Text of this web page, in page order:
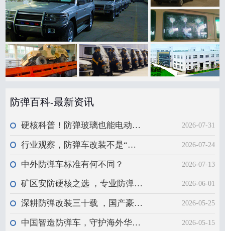
防弹百科-最新资讯
硬核科普！防弹玻璃也能电动升降？安全红线需严守 2026-07-31
行业观察，防弹车改装不是“贴铁”那么简单 2026-07-24
中外防弹车标准有何不同？ 2026-07-13
矿区安防硬核之选 ，专业防弹越野车辆 2026-06-01
深耕防弹改装三十载 ，国产豪华车型定制升级 2026-05-25
中国智造防弹车，守护海外华人非洲之路 2026-05-15